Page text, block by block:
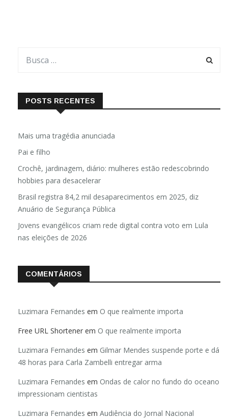
POSTS RECENTES
Mais uma tragédia anunciada
Pai e filho
Crochê, jardinagem, diário: mulheres estão redescobrindo
hobbies para desacelerar
Brasil registra 84,2 mil desaparecimentos em 2025, diz
Anuário de Segurança Pública
Jovens evangélicos criam rede digital contra voto em Lula
nas eleições de 2026
COMENTÁRIOS
Luzimara Fernandes em O que realmente importa
Free URL Shortener em O que realmente importa
Luzimara Fernandes em Gilmar Mendes suspende porte e dá
48 horas para Carla Zambelli entregar arma
Luzimara Fernandes em Ondas de calor no fundo do oceano
impressionam cientistas
Luzimara Fernandes em Audiência do Jornal Nacional